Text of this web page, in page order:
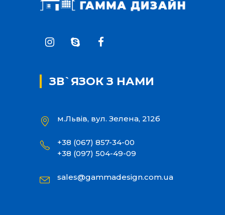
ЗВ`ЯЗОК З НАМИ
м.Львів, вул. Зелена, 212б
+38 (067) 857-34-00
+38 (097) 504-49-09
sales@gammadesign.com.ua